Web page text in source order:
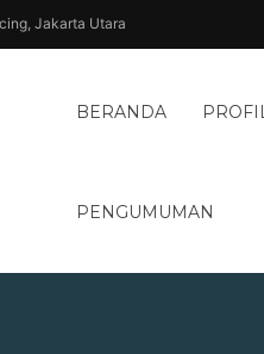
Jakarta Utara
BERANDA
PENGUMUMAN